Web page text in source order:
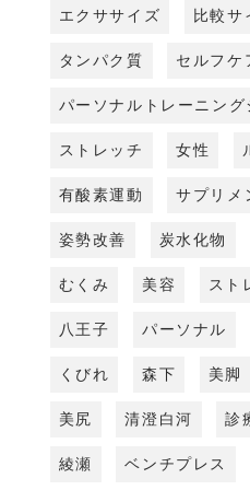
エクササイズ 比較サ
タンパク質 セルフケ
パーソナルトレーニング
ストレッチ 女性
有酸素運動 サプリメ
姿勢改善 炭水化物
むくみ 美容 スト
八王子 パーソナル
くびれ 森下 美脚
美尻 清澄白河 診
綾瀬 ベンチプレス